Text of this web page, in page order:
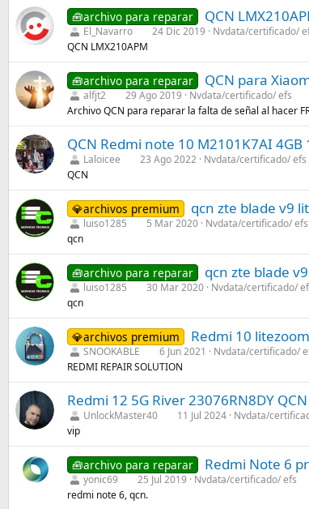
🧰archivo para reparar QCN
El_Navarro 24 Dic 2019
Nvdata/certificado/
QCN LMX210APM
🧰archivo para reparar QCN para
alfjt2 29 Ago 2019
Nvdata/certificado/ efs
Archivo QCN para reparar la falta de señal al hacer
QCN Redmi note 10 M2101K7AI 4GB
Laloicee 23 Ago 2022 Nvdata/certificado/ efs
QCN
💎archivos premium qcn zte blade v9
luiso1285 5 Mar 2020 Nvdata/certificado/ efs
qcn
🧰archivo para reparar qcn zte blade
luiso1285 30 Mar 2020 Nvdata/certificado/
qcn
💎archivos premium Redmi 10
SNOOKABLE 6 Jun 2021
Nvdata/certificado/
REDMI REPAIR SOLUTION
Redmi 12 5G River 23076RN8DY
UnlockMaster40 11 Jul 2024 Nvdata/
vip
🧰archivo para reparar Redmi Note 6
yonic69 25 Jul 2019
Nvdata/certificado/ efs
redmi note 6, qcn.